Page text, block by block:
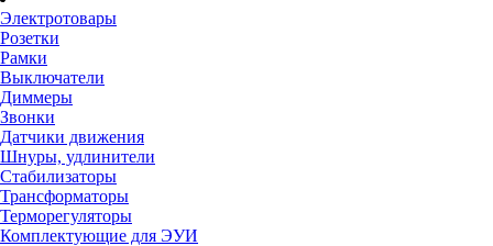
Электротовары
Розетки
Рамки
Выключатели
Диммеры
Звонки
Датчики движения
Шнуры, удлинители
Стабилизаторы
Трансформаторы
Терморегуляторы
Комплектующие для ЭУИ